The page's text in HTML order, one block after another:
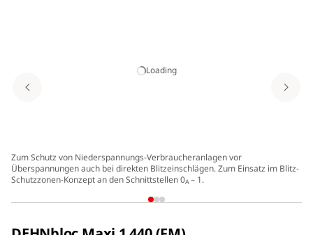
Loading
Zum Schutz von Niederspannungs-Verbraucheranlagen vor
Überspannungen auch bei direkten Blitzeinschlägen. Zum Einsatz im Blitz-
Schutzzonen-Konzept an den Schnittstellen 0A– 1.